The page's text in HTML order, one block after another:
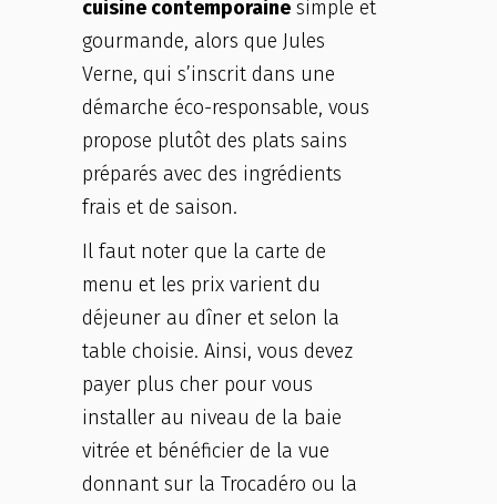
cuisine contemporaine simple et
gourmande, alors que Jules
Verne, qui s’inscrit dans une
démarche éco-responsable, vous
propose plutôt des plats sains
préparés avec des ingrédients
frais et de saison.
Il faut noter que la carte de
menu et les prix varient du
déjeuner au dîner et selon la
table choisie. Ainsi, vous devez
payer plus cher pour vous
installer au niveau de la baie
vitrée et bénéficier de la vue
donnant sur la Trocadéro ou la